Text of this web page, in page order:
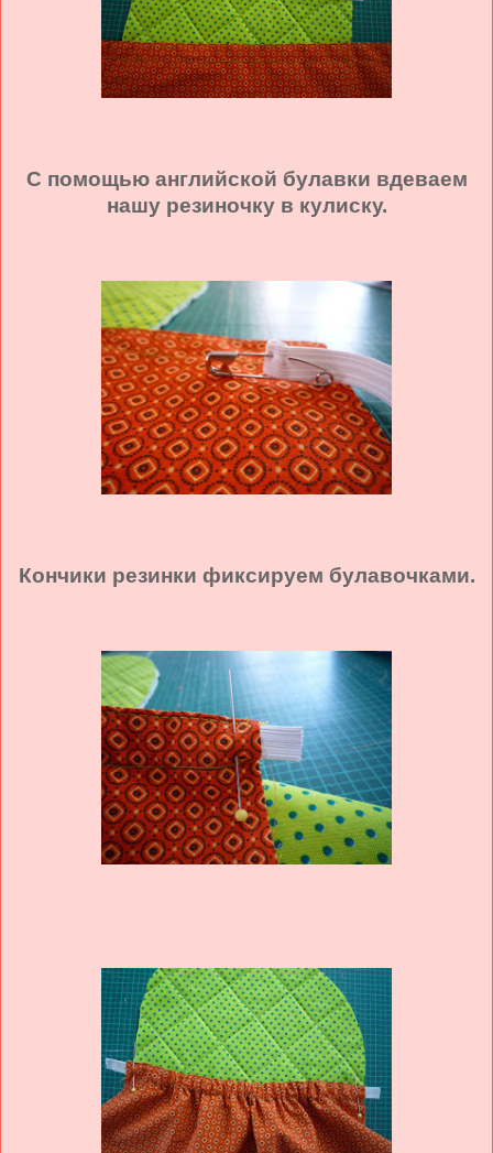
С помощью английской булавки вдеваем
нашу резиночку в кулиску.
Кончики резинки фиксируем булавочками.